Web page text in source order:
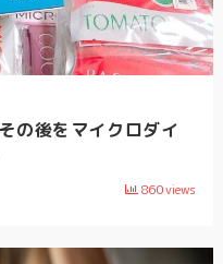
の後をマイクロダイ
860views